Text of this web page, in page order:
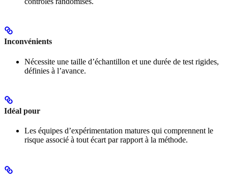
Inconvénients
Nécessite une taille d’échantillon et une durée de test rigides,
définies à l’avance.
Idéal pour
Les équipes d’expérimentation matures qui comprennent le
risque associé à tout écart par rapport à la méthode.